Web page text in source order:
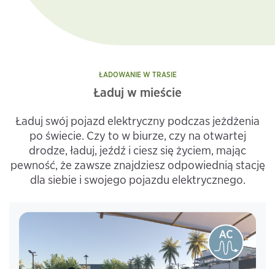
ŁADOWANIE W TRASIE
Ładuj w mieście
Ładuj swój pojazd elektryczny podczas jeżdżenia
po świecie. Czy to w biurze, czy na otwartej
drodze, ładuj, jeźdź i ciesz się życiem, mając
pewność, że zawsze znajdziesz odpowiednią stację
dla siebie i swojego pojazdu elektrycznego.